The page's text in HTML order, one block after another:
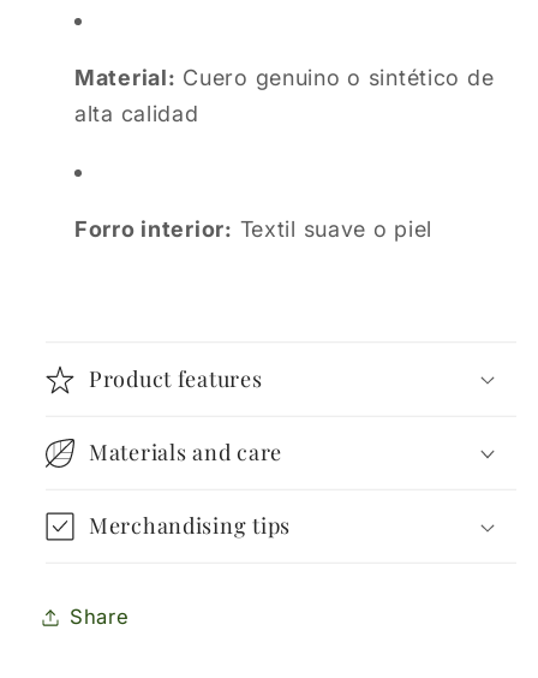
Material: Cuero genuino o sintético de
alta calidad
Forro interior: Textil suave o piel
Product features
Materials and care
Merchandising tips
Share